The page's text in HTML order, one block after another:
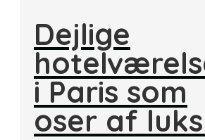
Dejlige
i Paris som
oser af